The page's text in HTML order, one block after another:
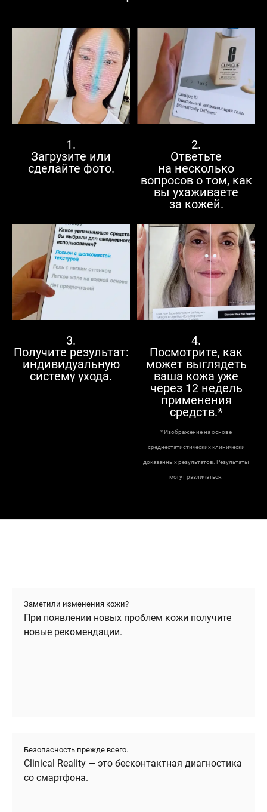
1.
Загрузите или
сделайте фото.
2.
Ответьте
на несколько
вопросов о том, как
вы ухаживаете
за кожей.
3.
Получите результат:
индивидуальную
систему ухода.
4.
Посмотрите, как
может выглядеть
ваша кожа уже
через 12 недель
применения
средств.*
* Изображение на основе
среднестатистических клинически
доказанных результатов. Результаты
могут различаться.
Заметили изменения кожи?
При появлении новых проблем кожи получите
новые рекомендации.
Безопасность прежде всего.
Clinical Reality — это бесконтактная диагностика
со смартфона.